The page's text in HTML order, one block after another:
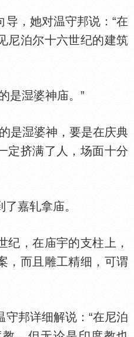
，她对温守邦说：“在
尼泊尔十六世纪的建筑
是 婆神庙。”
是
婆神，要是在庆典
定挤满了人，场面十分
嘉轧拿庙。
，在庙宇的支柱上，
，而且雕工精细，可谓
邦详细解说：“在尼泊